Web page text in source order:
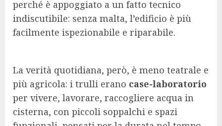
perché è appoggiato a un fatto tecnico
indiscutibile: senza malta, l’edificio è più
facilmente ispezionabile e riparabile.
La verità quotidiana, però, è meno teatrale e
più agricola: i trulli erano case-laboratorio
per vivere, lavorare, raccogliere acqua in
cisterna, con piccoli soppalchi e spazi